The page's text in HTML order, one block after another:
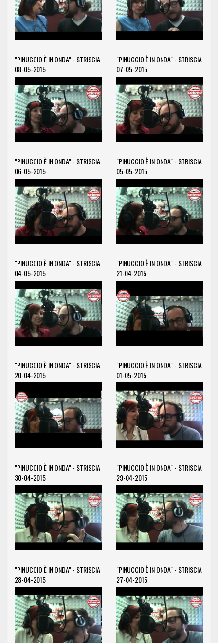
"PINUCCIO È IN ONDA" - STRISCIA
08-05-2015
"PINUCCIO È IN ONDA" - STRISCIA
07-05-2015
"PINUCCIO È IN ONDA" - STRISCIA
06-05-2015
"PINUCCIO È IN ONDA" - STRISCIA
05-05-2015
"PINUCCIO È IN ONDA" - STRISCIA
04-05-2015
"PINUCCIO È IN ONDA" - STRISCIA
21-04-2015
"PINUCCIO È IN ONDA" - STRISCIA
20-04-2015
"PINUCCIO È IN ONDA" - STRISCIA
01-05-2015
"PINUCCIO È IN ONDA" - STRISCIA
30-04-2015
"PINUCCIO È IN ONDA" - STRISCIA
29-04-2015
"PINUCCIO È IN ONDA" - STRISCIA
28-04-2015
"PINUCCIO È IN ONDA" - STRISCIA
27-04-2015